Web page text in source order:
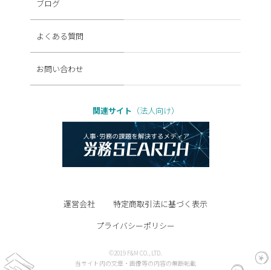
ブログ
よくある質問
お問い合わせ
関連サイト （法人向け）
運営会社
特定商取引法に基づく表示
プライバシーポリシー
©2019 F&M CO., LTD.
当サイト内の文章・画像等の内容の無断転載